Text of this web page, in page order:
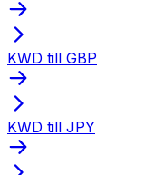
KWD till GBP
KWD till JPY